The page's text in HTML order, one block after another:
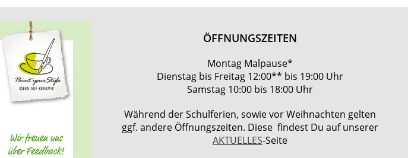
ÖFFNUNGSZEITEN
Montag Malpause*
Dienstag bis Freitag 12:00** bis 19:00 Uhr
Samstag 10:00 bis 18:00 Uhr
Während der Schulferien, sowie vor Weihnachten gelten
ggf. andere Öffnungszeiten. Diese findest Du auf unserer
AKTUELLES-Seite